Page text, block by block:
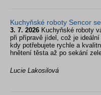
Kuchyňské roboty Sencor
3. 7. 2026 Kuchyňské roboty
při přípravě jídel, což je
kdy potřebujete rychle a
hnětení těsta až po sekání
Lucie Lakosilová